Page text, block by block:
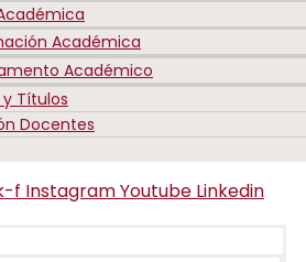
Académica
Académico
Títulos
Docentes
f InstagramYoutube Linkedin